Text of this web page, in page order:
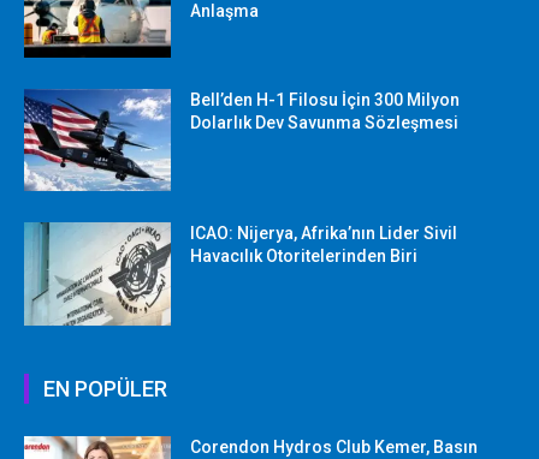
Anlaşma
Bell’den H-1 Filosu İçin 300 Milyon
Dolarlık Dev Savunma Sözleşmesi
ICAO: Nijerya, Afrika’nın Lider Sivil
Havacılık Otoritelerinden Biri
EN POPÜLER
Corendon Hydros Club Kemer, Basın